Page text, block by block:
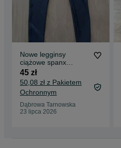
Nowe legginsy
ciążowe spanx
rozmiar L
45 zł
50,08 zł z Pakietem
Ochronnym
Dąbrowa Tarnowska
23 lipca 2026